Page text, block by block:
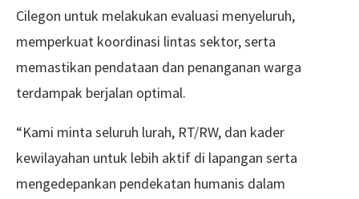
Cilegon untuk melakukan evaluasi menyeluruh,
memperkuat koordinasi lintas sektor, serta
memastikan pendataan dan penanganan warga
terdampak berjalan optimal.
“Kami minta seluruh lurah, RT/RW, dan kader
kewilayahan untuk lebih aktif di lapangan serta
mengedepankan pendekatan humanis dalam